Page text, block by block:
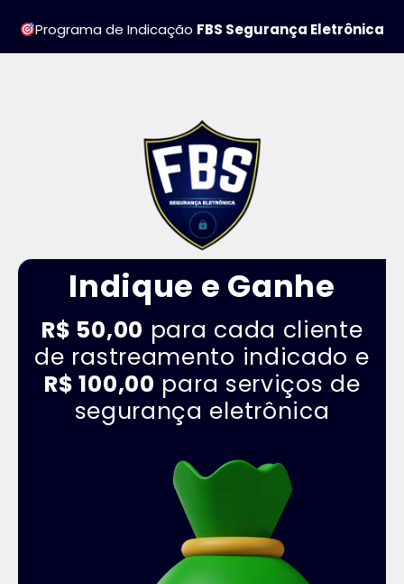
Programa de Indicação FBS Segurança Eletrônica
Indique e Ganhe
R$ 50,00 para cada cliente
de rastreamento indicado e
R$ 100,00 para serviços de
segurança eletrônica